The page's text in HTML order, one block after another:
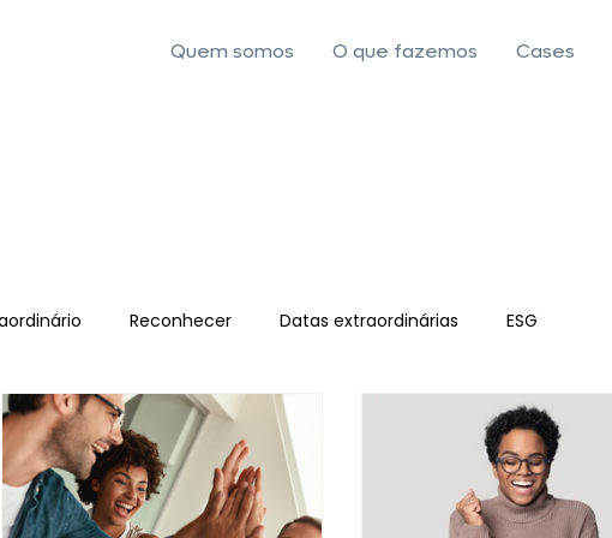
Quem somos O que fazemos Cases
Reconhecer Datas extraordinárias ESG